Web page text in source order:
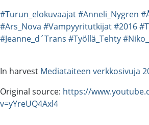
#Turun_elokuvaajat#Anneli_Nygren
#Ars_Nova #Vampyyritutkijat#2016
#Jeanne_d´Trans #Työllä_Tehty
In harvest Mediataiteen verkkosivuja
Original source: https://
v=yYreUQ4Axl4